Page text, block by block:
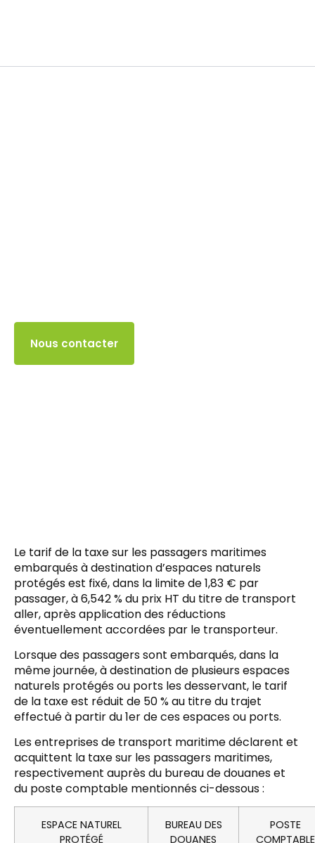
Nous contacter
Le tarif de la taxe sur les passagers maritimes
embarqués à destination d’espaces naturels
protégés est fixé, dans la limite de 1,83 € par
passager, à 6,542 % du prix HT du titre de transport
aller, après application des réductions
éventuellement accordées par le transporteur.
Lorsque des passagers sont embarqués, dans la
même journée, à destination de plusieurs espaces
naturels protégés ou ports les desservant, le tarif
de la taxe est réduit de 50 % au titre du trajet
effectué à partir du 1er de ces espaces ou ports.
Les entreprises de transport maritime déclarent et
acquittent la taxe sur les passagers maritimes,
respectivement auprès du bureau de douanes et
du poste comptable mentionnés ci-dessous :
ESPACE NATUREL
PROTÉGÉ
BUREAU DES
DOUANES
POSTE
COMPTABLE